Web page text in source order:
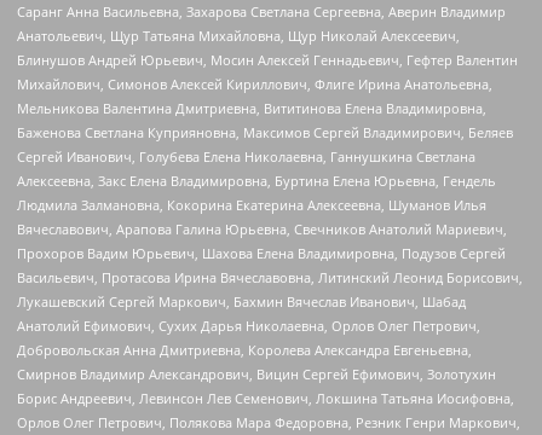
Саранг Анна Васильевна, Захарова Светлана Сергеевна, Аверин Владимир
Анатольевич, Щур Татьяна Михайловна, Щур Николай Алексеевич,
Блинушов Андрей Юрьевич, Мосин Алексей Геннадьевич, Гефтер Валентин
Михайлович, Симонов Алексей Кириллович, Флиге Ирина Анатольевна,
Мельникова Валентина Дмитриевна, Вититинова Елена Владимировна,
Баженова Светлана Куприяновна, Максимов Сергей Владимирович, Беляев
Сергей Иванович, Голубева Елена Николаевна, Ганнушкина Светлана
Алексеевна, Закс Елена Владимировна, Буртина Елена Юрьевна, Гендель
Людмила Залмановна, Кокорина Екатерина Алексеевна, Шуманов Илья
Вячеславович, Арапова Галина Юрьевна, Свечников Анатолий Мариевич,
Прохоров Вадим Юрьевич, Шахова Елена Владимировна, Подузов Сергей
Васильевич, Протасова Ирина Вячеславовна, Литинский Леонид Борисович,
Лукашевский Сергей Маркович, Бахмин Вячеслав Иванович, Шабад
Анатолий Ефимович, Сухих Дарья Николаевна, Орлов Олег Петрович,
Добровольская Анна Дмитриевна, Королева Александра Евгеньевна,
Смирнов Владимир Александрович, Вицин Сергей Ефимович, Золотухин
Борис Андреевич, Левинсон Лев Семенович, Локшина Татьяна Иосифовна,
Орлов Олег Петрович, Полякова Мара Федоровна, Резник Генри Маркович,